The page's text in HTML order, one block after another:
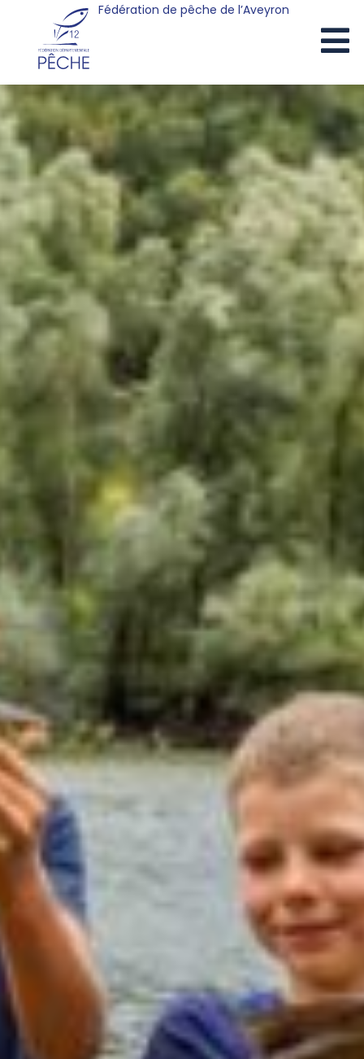
Fédération de pêche de l’Aveyron
Cookies management panel